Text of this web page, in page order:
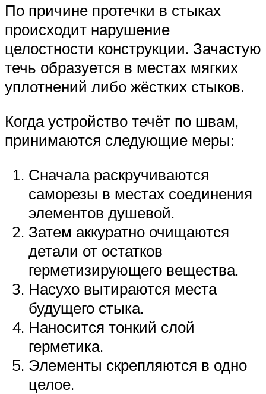
По причине протечки в стыках
происходит нарушение
целостности конструкции. Зачастую
течь образуется в местах мягких
уплотнений либо жёстких стыков.
Когда устройство течёт по швам,
принимаются следующие меры:
Сначала раскручиваются
саморезы в местах соединения
элементов душевой.
Затем аккуратно очищаются
детали от остатков
герметизирующего вещества.
Насухо вытираются места
будущего стыка.
Наносится тонкий слой
герметика.
Элементы скрепляются в одно
целое.